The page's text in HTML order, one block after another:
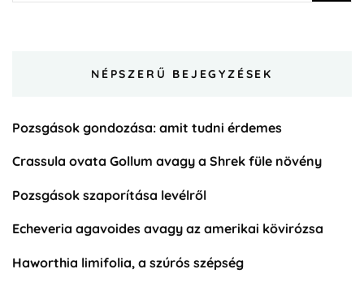
NÉPSZERŰ BEJEGYZÉSEK
Pozsgások gondozása: amit tudni érdemes
Crassula ovata Gollum avagy a Shrek füle növény
Pozsgások szaporítása levélről
Echeveria agavoides avagy az amerikai kövirózsa
Haworthia limifolia, a szúrós szépség